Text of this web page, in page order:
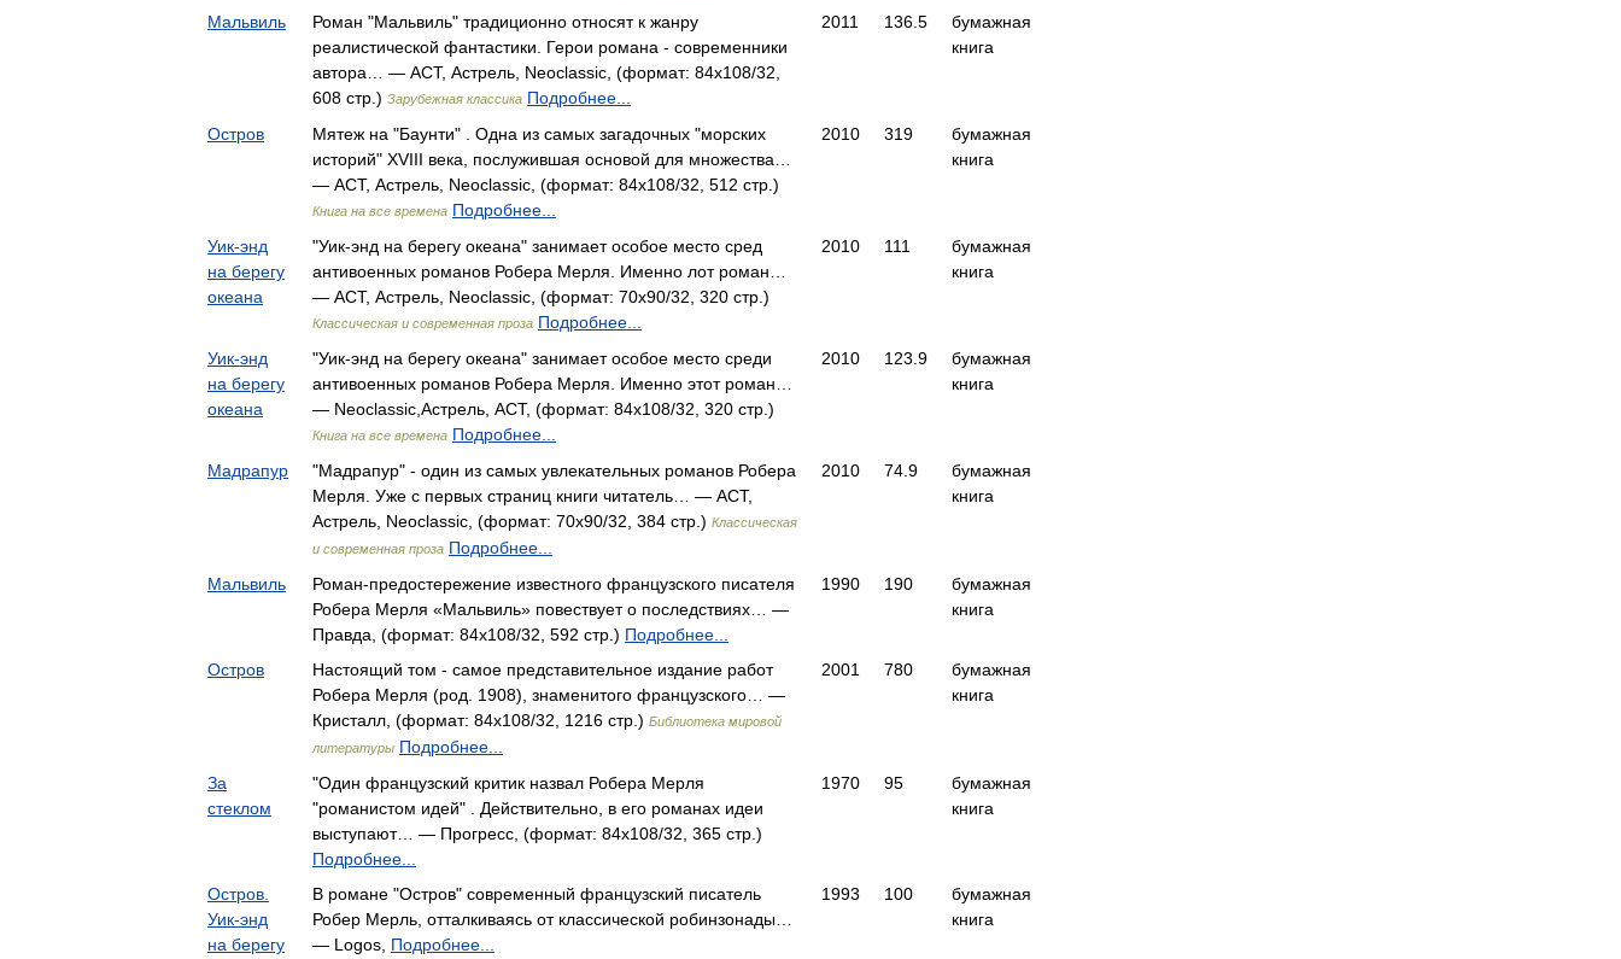
Мальвиль
Роман "Мальвиль" традиционно относят к жанру
реалистической фантастики. Герои романа - современники
автора… — АСТ, Астрель, Neoclassic, (формат: 84x108/32,
608 стр.) Зарубежная классика Подробнее...
2011 136.5
бумажная
книга
Остров
Мятеж на "Баунти" . Одна из самых загадочных "морских
историй" XVIII века, послужившая основой для множества…
— АСТ, Астрель, Neoclassic, (формат: 84x108/32, 512 стр.)
Книга на все времена Подробнее...
2010 319
бумажная
книга
Уик-энд
на берегу
океана
"Уик-энд на берегу океана" занимает особое место сред
антивоенных романов Робера Мерля. Именно лот роман…
— АСТ, Астрель, Neoclassic, (формат: 70x90/32, 320 стр.)
Классическая и современная проза Подробнее...
2010 111
бумажная
книга
Уик-энд
на берегу
океана
"Уик-энд на берегу океана" занимает особое место среди
антивоенных романов Робера Мерля. Именно этот роман…
— Neoclassic,Астрель, АСТ, (формат: 84x108/32, 320 стр.)
Книга на все времена Подробнее...
2010 123.9
бумажная
книга
Мадрапур
"Мадрапур" - один из самых увлекательных романов Робера
Мерля. Уже с первых страниц книги читатель… — АСТ,
Астрель, Neoclassic, (формат: 70x90/32, 384 стр.) Классическая
и современная проза Подробнее...
2010 74.9
бумажная
книга
Мальвиль
Роман-предостережение известного французского писателя
Робера Мерля «Мальвиль» повествует о последствиях… —
Правда, (формат: 84x108/32, 592 стр.) Подробнее...
1990 190
бумажная
книга
Остров
Настоящий том - самое представительное издание работ
Робера Мерля (род. 1908), знаменитого французского… —
Кристалл, (формат: 84x108/32, 1216 стр.) Библиотека мировой
литературы Подробнее...
2001 780
бумажная
книга
За
стеклом
"Один французский критик назвал Робера Мерля
"романистом идей" . Действительно, в его романах идеи
выступают… — Прогресс, (формат: 84x108/32, 365 стр.)
Подробнее...
1970 95
бумажная
книга
Остров.
Уик-энд
на берегу
В романе "Остров" современный французский писатель
Робер Мерль, отталкиваясь от классической робинзонады…
— Logos, Подробнее...
1993 100
бумажная
книга